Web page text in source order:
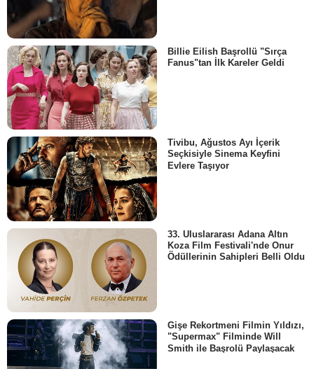
Billie Eilish Başrollü "Sırça
Fanus"tan İlk Kareler Geldi
Tivibu, Ağustos Ayı İçerik
Seçkisiyle Sinema Keyfini
Evlere Taşıyor
33. Uluslararası Adana Altın
Koza Film Festivali'nde Onur
Ödüllerinin Sahipleri Belli Oldu
Gişe Rekortmeni Filmin Yıldızı,
"Supermax" Filminde Will
Smith ile Başrolü Paylaşacak